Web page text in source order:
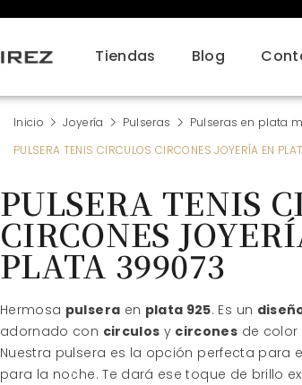
Tiendas Blog
Inicio Joyería Pulseras
Pulseras en plata
PULSERA TENIS CIRCULOS CIRCONES JOYERÍA EN
PULSERA TENIS
CIRCONES
PLATA 399073
Hermosa pulsera en plata 925. Es un
adornado con circulos y circones de color
Nuestra pulsera es la opción perfecta para
para la noche. Te dará ese toque de brillo